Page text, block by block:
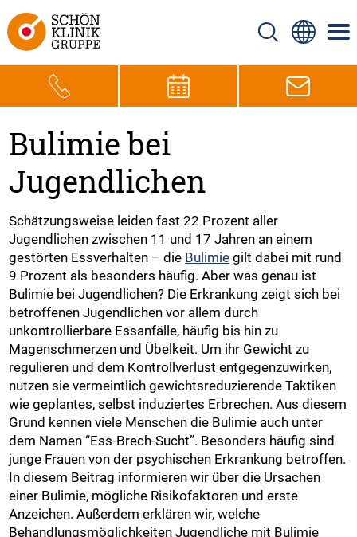
Bulimie bei
Jugendlichen
Schätzungsweise leiden fast 22 Prozent aller
Jugendlichen zwischen 11 und 17 Jahren an einem
gestörten Essverhalten – die Bulimie gilt dabei mit rund
9 Prozent als besonders häufig. Aber was genau ist
Bulimie bei Jugendlichen? Die Erkrankung zeigt sich bei
betroffenen Jugendlichen vor allem durch
unkontrollierbare Essanfälle, häufig bis hin zu
Magenschmerzen und Übelkeit. Um ihr Gewicht zu
regulieren und dem Kontrollverlust entgegenzuwirken,
nutzen sie vermeintlich gewichtsreduzierende Taktiken
wie geplantes, selbst induziertes Erbrechen. Aus diesem
Grund kennen viele Menschen die Bulimie auch unter
dem Namen “Ess-Brech-Sucht”. Besonders häufig sind
junge Frauen von der psychischen Erkrankung betroffen.
In diesem Beitrag informieren wir über die Ursachen
einer Bulimie, mögliche Risikofaktoren und erste
Anzeichen. Außerdem erklären wir, welche
Behandlungsmöglichkeiten Jugendliche mit Bulimie